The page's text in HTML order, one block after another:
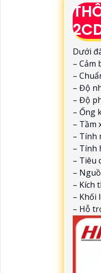
Dưới
– Cảm
–
– Độ
– Độ
– Ống
– Tầm
– Tính
– Tính
– Tiêu
–
– Kích
– Khối
– Hỗ